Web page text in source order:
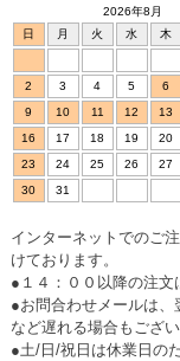
2026年8月
日
月 火 水 木
2
3 4 5 6
9
10 11 12 13
16
17 18 19 20
23
24 25 26 27
30
31
インターネットでのご
けております。
●１４：００以降の注文
●お問合わせメールは
など遅れる場合もござ
●土/日/祝日は休業日の